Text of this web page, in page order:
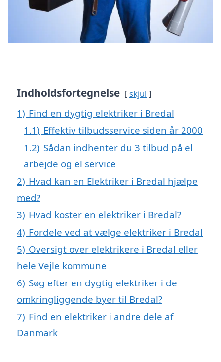
Indholdsfortegnelse skjul
1) Find en dygtig elektriker i Bredal
1.1) Effektiv tilbudsservice siden år 2000
1.2) Sådan indhenter du 3 tilbud på el
arbejde og el service
2) Hvad kan en Elektriker i Bredal hjælpe
med?
3) Hvad koster en elektriker i Bredal?
4) Fordele ved at vælge elektriker i Bredal
5) Oversigt over elektrikere i Bredal eller
hele Vejle kommune
6) Søg efter en dygtig elektriker i de
omkringliggende byer til Bredal?
7) Find en elektriker i andre dele af
Danmark